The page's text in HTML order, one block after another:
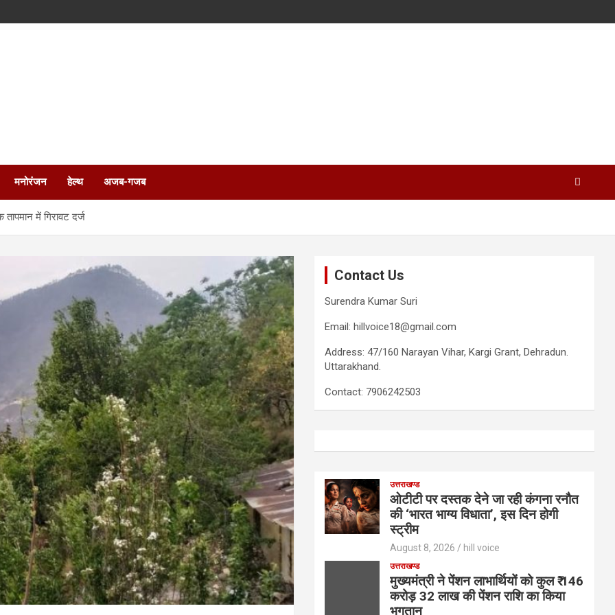
मनोरंजन हेल्थ अजब-गजब
में गिरावट दर्ज
Contact Us
Surendra Kumar Suri
Email: hillvoice18@gmail.com
Address: 47/160 Narayan Vihar, Kargi Grant, Dehradun.
Uttarakhand.
Contact: 7906242503
उत्तराखण्ड
ओटीटी पर दस्तक देने जा रही कंगना रनौत
की ‘भारत भाग्य विधाता’, इस दिन होगी
स्ट्रीम
August 8, 2026 hill voice
उत्तराखण्ड
मुख्यमंत्री ने पेंशन लाभार्थियों को कुल ₹ 146
करोड़ 32 लाख की पेंशन राशि का किया
भुगतान